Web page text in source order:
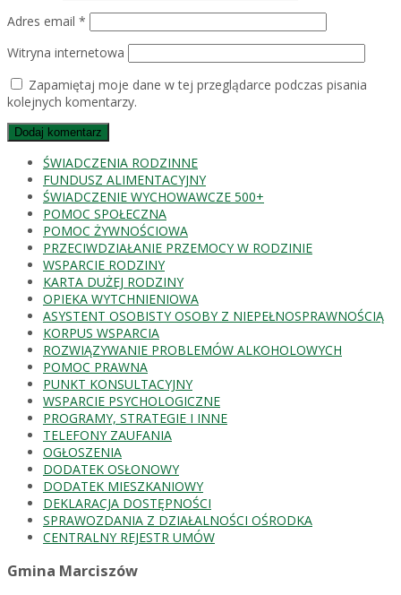
Adres email *
Witryna internetowa
Zapamiętaj moje dane w tej przeglądarce podczas pisania
kolejnych komentarzy.
ŚWIADCZENIA RODZINNE
FUNDUSZ ALIMENTACYJNY
ŚWIADCZENIE WYCHOWAWCZE 500+
POMOC SPOŁECZNA
POMOC ŻYWNOŚCIOWA
PRZECIWDZIAŁANIE PRZEMOCY W RODZINIE
WSPARCIE RODZINY
KARTA DUŻEJ RODZINY
OPIEKA WYTCHNIENIOWA
ASYSTENT OSOBISTY OSOBY Z NIEPEŁNOSPRAWNOŚCIĄ
KORPUS WSPARCIA
ROZWIĄZYWANIE PROBLEMÓW ALKOHOLOWYCH
POMOC PRAWNA
PUNKT KONSULTACYJNY
WSPARCIE PSYCHOLOGICZNE
PROGRAMY, STRATEGIE I INNE
TELEFONY ZAUFANIA
OGŁOSZENIA
DODATEK OSŁONOWY
DODATEK MIESZKANIOWY
DEKLARACJA DOSTĘPNOŚCI
SPRAWOZDANIA Z DZIAŁALNOŚCI OŚRODKA
CENTRALNY REJESTR UMÓW
Gmina Marciszów